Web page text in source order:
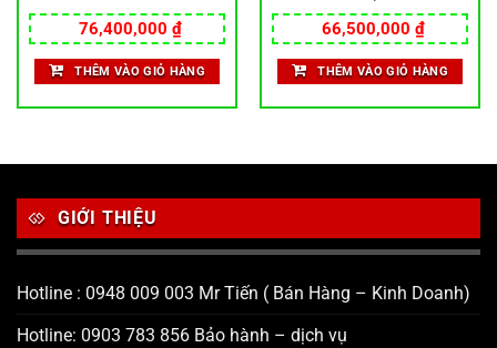
76,400,000 ₫
THÊM VÀO GIỎ HÀNG
66,500,000 ₫
THÊM VÀO GIỎ HÀNG
GIỚI THIỆU
Hotline : 0948 009 003 Mr Tiến ( Bán Hàng – Kinh Doanh)
Hotline: 0903 783 856 Bảo hành – dịch vụ